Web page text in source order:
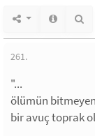
261.
"...
ölümün
bir avuç toprak